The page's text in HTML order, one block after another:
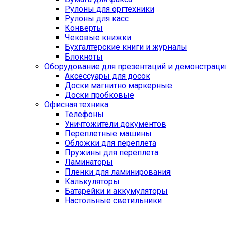
Рулоны для оргтехники
Рулоны для касс
Конверты
Чековые книжки
Бухгалтерские книги и журналы
Блокноты
Оборудование для презентаций и
Аксессуары для досок
Доски магнитно маркерные
Доски пробковые
Офисная техника
Телефоны
Уничтожители документов
Переплетные машины
Обложки для переплета
Пружины для переплета
Ламинаторы
Пленки для ламинирования
Калькуляторы
Батарейки и аккумуляторы
Настольные светильники